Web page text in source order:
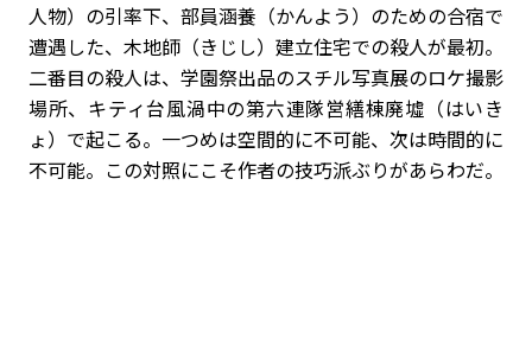
人物）の引率下、部員涵養（かんよう）のための合宿で
遭遇した、木地師（きじし）建立住宅での殺人が最初。
二番目の殺人は、学園祭出品のスチル写真展のロケ撮影
場所、キティ台風渦中の第六連隊営繕棟廃墟（はいき
ょ）で起こる。一つめは空間的に不可能、次は時間的に
不可能。この対照にこそ作者の技巧派ぶりがあらわだ。